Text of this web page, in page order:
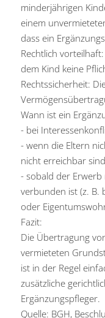
minderjährigen
einem
dass ein
Rechtlich
dem Kind keine
Rechtssicherheit:
Wann ist ein
- bei
- wenn die Eltern
nicht erreichbar sind
- sobald der
verbunden ist (z. B.
oder
Fazit:
Die Übertragung
vermieteten
ist in der Regel
zusätzliche
Ergänzungspfleger.
Quelle: BGH,